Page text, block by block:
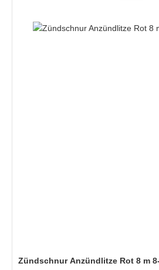
Zündschnur Anzündlitze Rot 8 m